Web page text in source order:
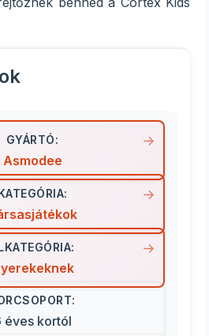
GYÁRTÓ:
Asmodee
éves kortól